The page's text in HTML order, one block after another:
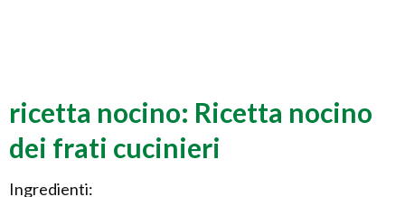
ricetta nocino: Ricetta nocino
dei frati cucinieri
Ingredienti: